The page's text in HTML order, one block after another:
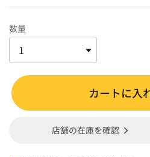
数量
カートに入
店舗の在庫を確認